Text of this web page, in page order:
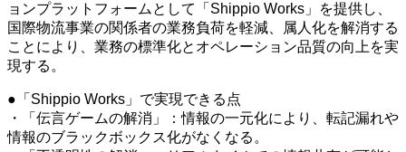
ョンプラットフォームとして「Shippio Works」を提供し、
国際物流事業の関係者の業務負荷を軽減、属人化を解消する
ことにより、業務の標準化とオペレーション品質の向上を実
現する。
●「Shippio Works」で実現できる点
・「伝言ゲームの解消」：情報の一元化により、転記漏れや
情報のブラックボックス化がなくなる。